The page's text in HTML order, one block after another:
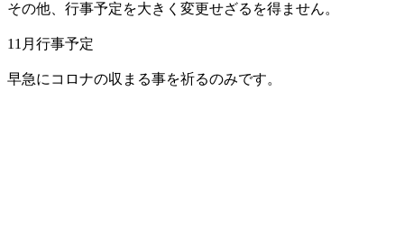
その他、行事予定を大きく変更せざるを得ません。
11月行事予定
早急にコロナの収まる事を祈るのみです。